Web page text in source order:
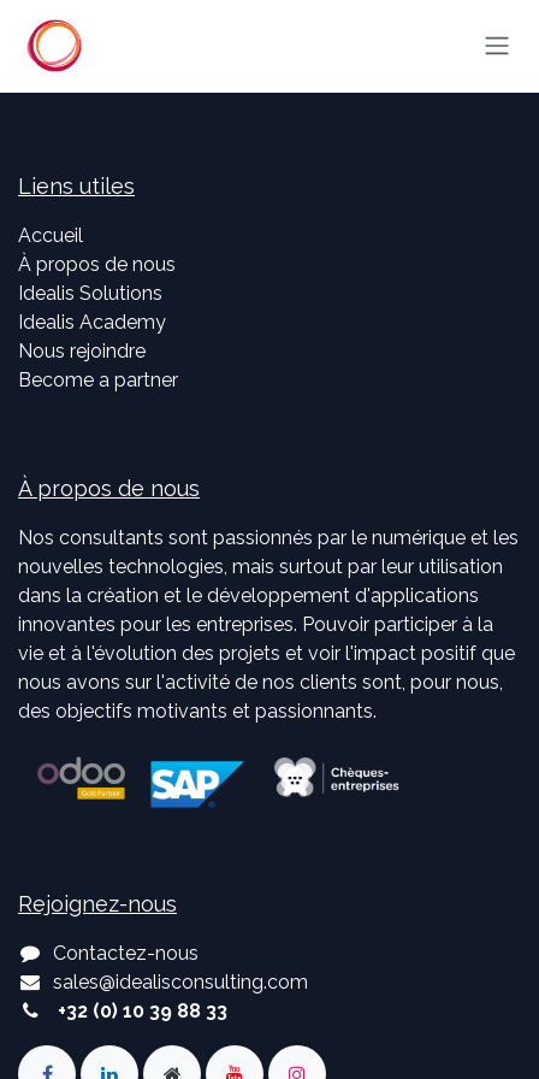
Liens utiles
Accueil
À propos de nous
Idealis Solutions
Idealis Academy
Nous rejoindre
Become a partner
À propos de nous
Nos consultants sont passionnés par le numérique et les
nouvelles technologies, mais surtout par leur utilisation
dans la création et le développement d'applications
innovantes pour les entreprises. Pouvoir participer à la
vie et à l'évolution des projets et voir l'impact positif que
nous avons sur l'activité de nos clients sont, pour nous,
des objectifs motivants et passionnants.
Rejoignez-nous
Contactez-nous
sales@idealisconsulting.com
+32 (0) 10 39 88 33